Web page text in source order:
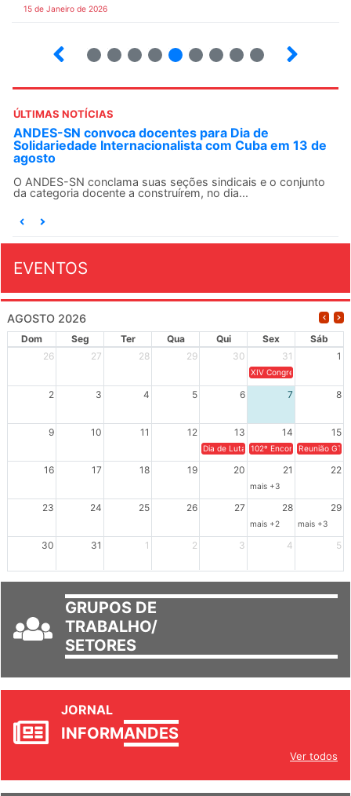
15 de Janeiro de 2026
ÚLTIMAS NOTÍCIAS
ANDES-SN convoca docentes para Dia de
Solidariedade Internacionalista com Cuba em 13 de
agosto
O ANDES-SN conclama suas seções sindicais e o conjunto
da categoria docente a construírem, no dia...
EVENTOS
AGOSTO 2026
Dom Seg Ter Qua Qui Sex
Sáb
26
27 28 29 30 31 1
XIV Congresso Brasileiro
2 3 4 5 6 7 8
9 10 11 12 13 14 15
Dia de Luta em Defesa de Cuba e da
102º Encontro da
Reunião
16 17 18 19 20 21 22
mais +3
23 24 25 26 27 28 29
mais +2 mais +3
30 31 1 2 3 4 5
GRUPOS DE
TRABALHO/
SETORES
JORNAL
INFORMANDES
Ver todos